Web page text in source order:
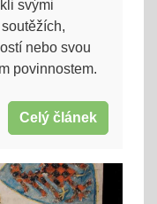
svými
nebo svou
povinnostem.
Celý článek